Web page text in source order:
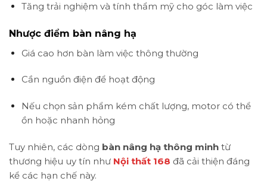
Tăng trải nghiệm và tính thẩm mỹ cho góc làm việc
Nhược điểm bàn nâng hạ
Giá cao hơn bàn làm việc thông thường
Cần nguồn điện để hoạt động
Nếu chọn sản phẩm kém chất lượng, motor có thể
ồn hoặc nhanh hỏng
Tuy nhiên, các dòng bàn nâng hạ thông minh từ
thương hiệu uy tín như Nội thất 168 đã cải thiện đáng
kể các hạn chế này.